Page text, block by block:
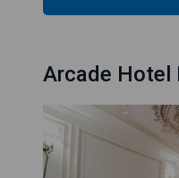
Arcade Hotel